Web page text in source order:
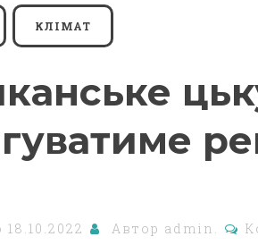
КЛІМАТ
18.10.2022 Автор admin.